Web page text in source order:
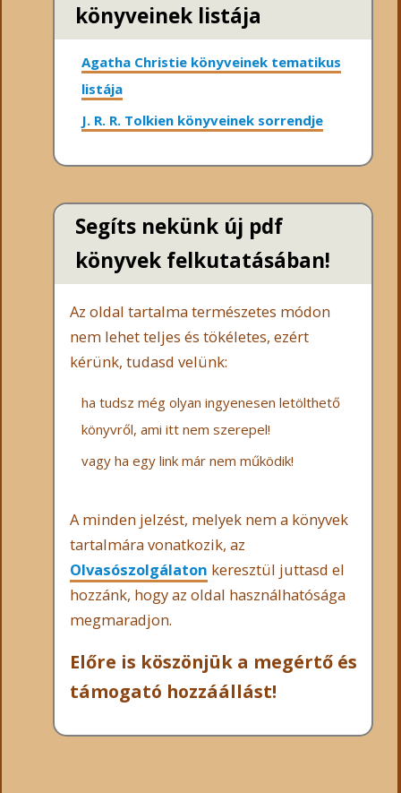
könyveinek listája
Agatha Christie könyveinek tematikus
listája
J. R. R. Tolkien könyveinek sorrendje
Segíts nekünk új pdf
könyvek felkutatásában!
Az oldal tartalma természetes módon
nem lehet teljes és tökéletes, ezért
kérünk, tudasd velünk:
ha tudsz még olyan ingyenesen letölthető
könyvről, ami itt nem szerepel!
vagy ha egy link már nem működik!
A minden jelzést, melyek nem a könyvek
tartalmára vonatkozik, az
Olvasószolgálaton keresztül juttasd el
hozzánk, hogy az oldal használhatósága
megmaradjon.
Előre is köszönjük a megértő és
támogató hozzáállást!